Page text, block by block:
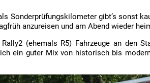
Sonderprüfungskilometer gibt’s sonst
anzureisen und am Abend wieder
(ehemals R5) Fahrzeuge an den
ein guter Mix von historisch bis